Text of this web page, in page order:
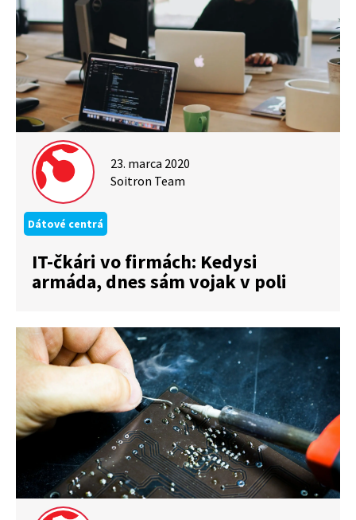
23. marca 2020
Soitron Team
Dátové centrá
IT-čkári vo firmách: Kedysi
armáda, dnes sám vojak v poli